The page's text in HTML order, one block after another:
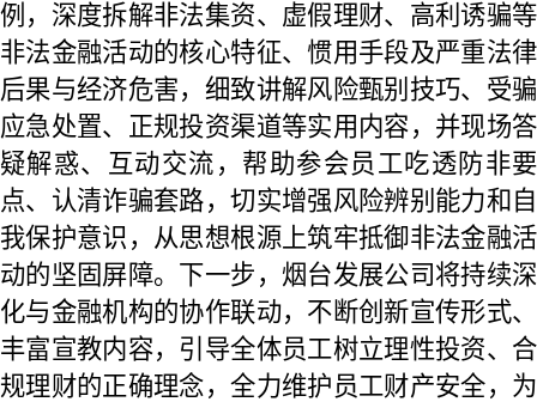
例，深度拆解非法集资、虚假理财、高利诱骗等
非法金融活动的核心特征、惯用手段及严重法律
后果与经济危害，细致讲解风险甄别技巧、受骗
应急处置、正规投资渠道等实用内容，并现场答
疑解惑、互动交流，帮助参会员工吃透防非要
点、认清诈骗套路，切实增强风险辨别能力和自
我保护意识，从思想根源上筑牢抵御非法金融活
动的坚固屏障。下一步，烟台发展公司将持续深
化与金融机构的协作联动，不断创新宣传形式、
丰富宣教内容，引导全体员工树立理性投资、合
规理财的正确理念，全力维护员工财产安全，为